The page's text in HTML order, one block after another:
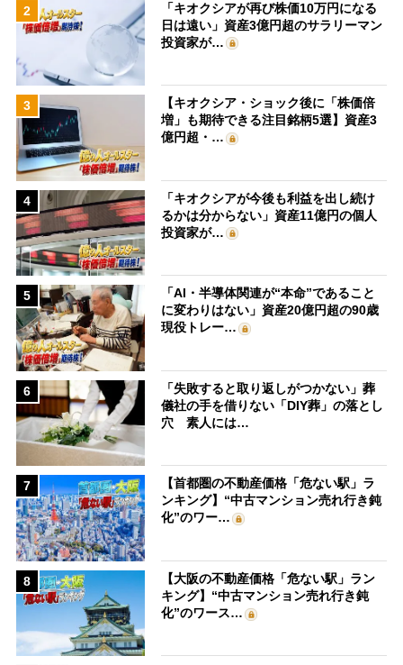
2
「キオクシアが再び株価10万円になる
日は遠い」資産3億円超のサラリーマン
投資家が…
3
【キオクシア・ショック後に「株価倍
増」も期待できる注目銘柄5選】資産3
億円超・…
4
「キオクシアが今後も利益を出し続け
るかは分からない」資産11億円の個人
投資家が…
5
「AI・半導体関連が“本命”であること
に変わりはない」資産20億円超の90歳
現役トレー…
6
「失敗すると取り返しがつかない」葬
儀社の手を借りない「DIY葬」の落とし
穴 素人には…
7
【首都圏の不動産価格「危ない駅」ラ
ンキング】“中古マンション売れ行き鈍
化”のワー…
8
【大阪の不動産価格「危ない駅」ラン
キング】“中古マンション売れ行き鈍
化”のワース…